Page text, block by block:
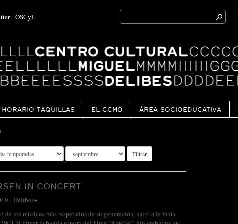
OSCyL
Search
for:
HORARIO TAQUILLAS EL CCMD ÁREA SOCIOEDUCATIVA
Filtrar
IN CONCERT
-Delibes+
de los músicos más respetados de su generación, saltó a la fama